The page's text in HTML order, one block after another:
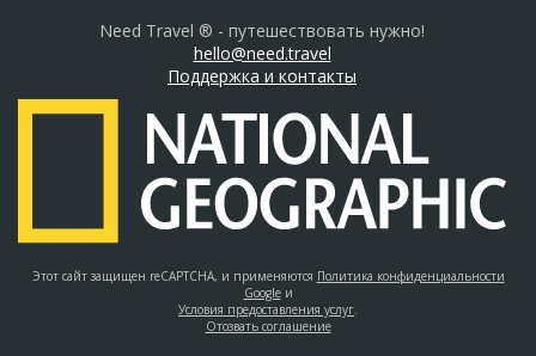
Need Travel ® - путешествовать нужно!
hello@need.travel
Поддержка и контакты
Этот сайт защищен reCAPTCHA, и применяются Политика конфиденциальности
Googleи
Условия предоставления услуг.
Отозвать соглашение